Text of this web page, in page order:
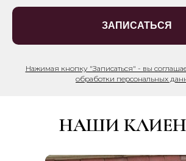
ЗАПИСАТЬСЯ
Нажимая кнопку "Записаться" - вы
обработки персональных
НАШИ